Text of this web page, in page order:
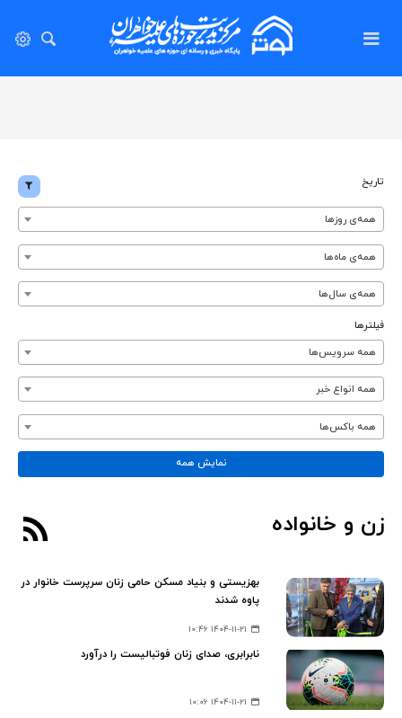
زن و خانواده
بهزیستی و بنیاد مسکن حامی زنان سرپرست خانوار در
پاوه شدند
۱۴۰۴-۱۱-۲۱ ۱۰:۴۶
نابرابری، صدای زنان فوتبالیست را درآورد
۱۴۰۴-۱۱-۲۱ ۱۰:۰۶
تاریخ
همه‌ی روزها
همه‌ی ماه‌ها
همه‌ی سال‌ها
فیلترها
همه سرویس‌ها
همه انواع خبر
همه باکس‌ها
نمایش همه